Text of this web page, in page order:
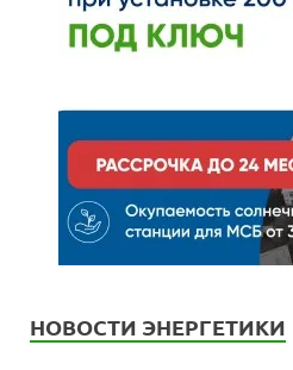
НОВОСТИ ЭНЕРГЕТИКИ